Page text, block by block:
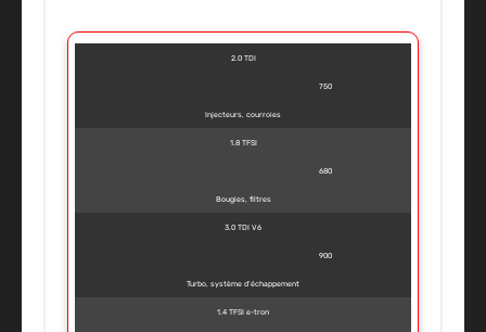
2.0 TDI
750
Injecteurs, courroies
1.8 TFSI
680
Bougies, filtres
3.0 TDI V6
900
Turbo, système d’échappement
1.4 TFSI e-tron